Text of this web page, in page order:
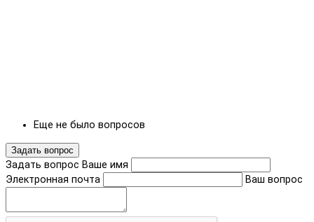
Еще не было вопросов
Задать вопрос
Задать вопрос Ваше имя
Электронная почта
Ваш вопрос